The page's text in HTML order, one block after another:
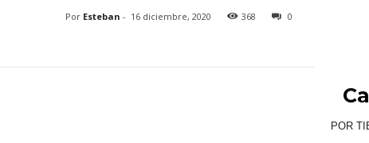
Por Esteban - 16 diciembre, 2020 368 0
POR